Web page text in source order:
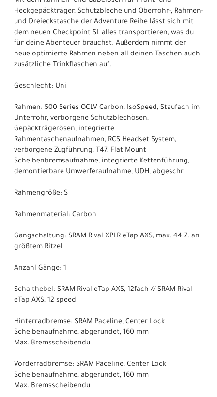
Heckgepäckträger, Schutzbleche und Oberrohr-, Rahmen-
und Dreieckstasche der Adventure Reihe lässt sich mit
dem neuen Checkpoint SL alles transportieren, was du
für deine Abenteuer brauchst. Außerdem nimmt der
neue optimierte Rahmen neben all deinen Taschen auch
zusätzliche Trinkflaschen auf.
Geschlecht: Uni
Rahmen: 500 Series OCLV Carbon, IsoSpeed, Staufach im
Unterrohr, verborgene Schutzblechösen,
Gepäckträgerösen, integrierte
Rahmentaschenaufnahmen, RCS Headset System,
verborgene Zugführung, T47, Flat Mount
Scheibenbremsaufnahme, integrierte Kettenführung,
demontierbare Umwerferaufnahme, UDH, abgeschr
Rahmengröße: S
Rahmenmaterial: Carbon
Gangschaltung: SRAM Rival XPLR eTap AXS, max. 44 Z. an
größtem Ritzel
Anzahl Gänge: 1
Schalthebel: SRAM Rival eTap AXS, 12fach // SRAM Rival
eTap AXS, 12 speed
Hinterradbremse: SRAM Paceline, Center Lock
Scheibenaufnahme, abgerundet, 160 mm
Max. Bremsscheibendu
Vorderradbremse: SRAM Paceline, Center Lock
Scheibenaufnahme, abgerundet, 160 mm
Max. Bremsscheibendu